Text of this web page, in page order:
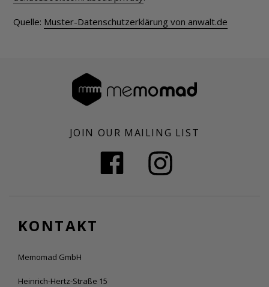
Quelle: Muster-Datenschutzerklärung von anwalt.de
JOIN OUR MAILING LIST
KONTAKT
Memomad GmbH
Heinrich-Hertz-Straße 15